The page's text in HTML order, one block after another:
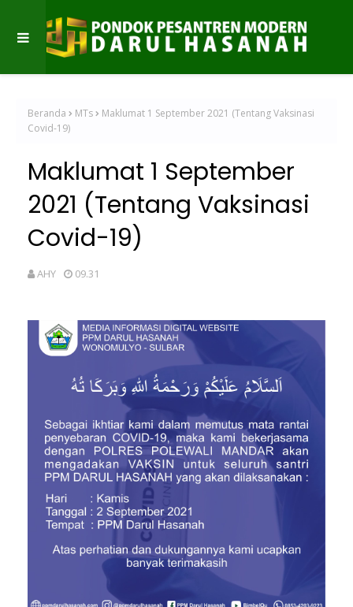
Beranda MTs
Maklumat 1 September 2021 (Tentang Vaksinasi
Covid-19)
Maklumat 1 September
2021 (Tentang Vaksinasi
Covid-19)
AHY 09.31